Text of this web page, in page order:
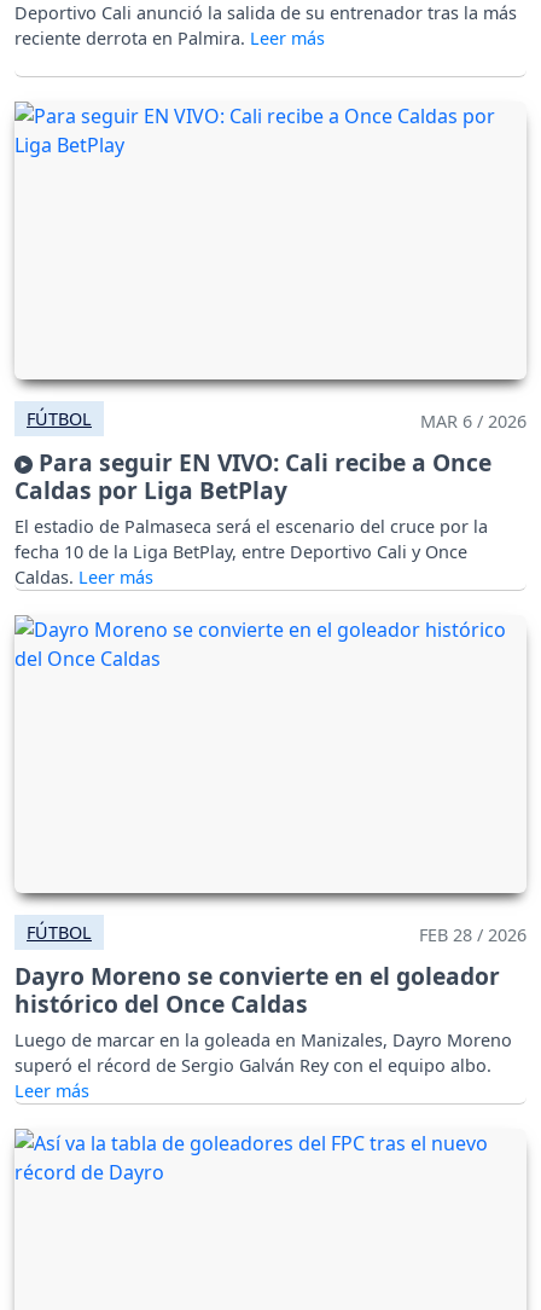
Deportivo Cali anunció la salida de su entrenador tras la más
reciente derrota en Palmira.
FÚTBOL MAR 6 / 2026
Para seguir EN VIVO: Cali recibe a Once
Caldas por Liga BetPlay
El estadio de Palmaseca será el escenario del cruce por la
fecha 10 de la Liga BetPlay, entre Deportivo Cali y Once
Caldas.
FÚTBOL FEB 28 / 2026
Dayro Moreno se convierte en el goleador
histórico del Once Caldas
Luego de marcar en la goleada en Manizales, Dayro Moreno
superó el récord de Sergio Galván Rey con el equipo albo.